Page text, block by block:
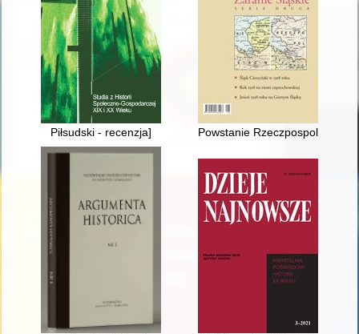
Piłsudski - recenzja] Powstanie Rzeczpospolitej